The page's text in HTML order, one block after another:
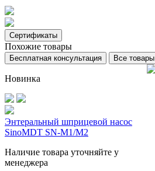
Сертификаты
Похожие товары
Бесплатная консультация Все товары
Новинка
Энтеральный шприцевой насос
SinoMDT SN-M1/M2
Наличие товара уточняйте у
менеджера